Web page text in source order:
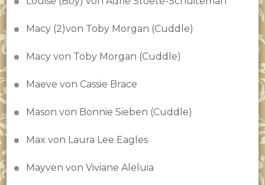
Macy (2)von Toby Morgan (Cuddle)
Macy von Toby Morgan (Cuddle)
Maeve von Cassie Brace
Mason von Bonnie Sieben (Cuddle)
Max von Laura Lee Eagles
Mayven von Viviane Aleluia